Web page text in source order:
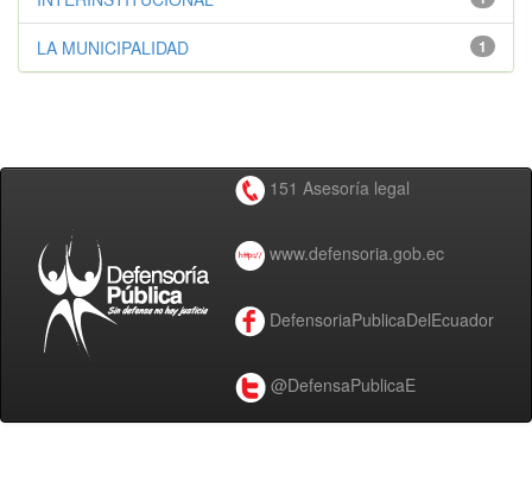
1
LA MUNICIPALIDAD
151 Asesoría legal
www.defensoria.gob.ec
DefensoriaPublicaDelEcuador
@DefensaPublicaE